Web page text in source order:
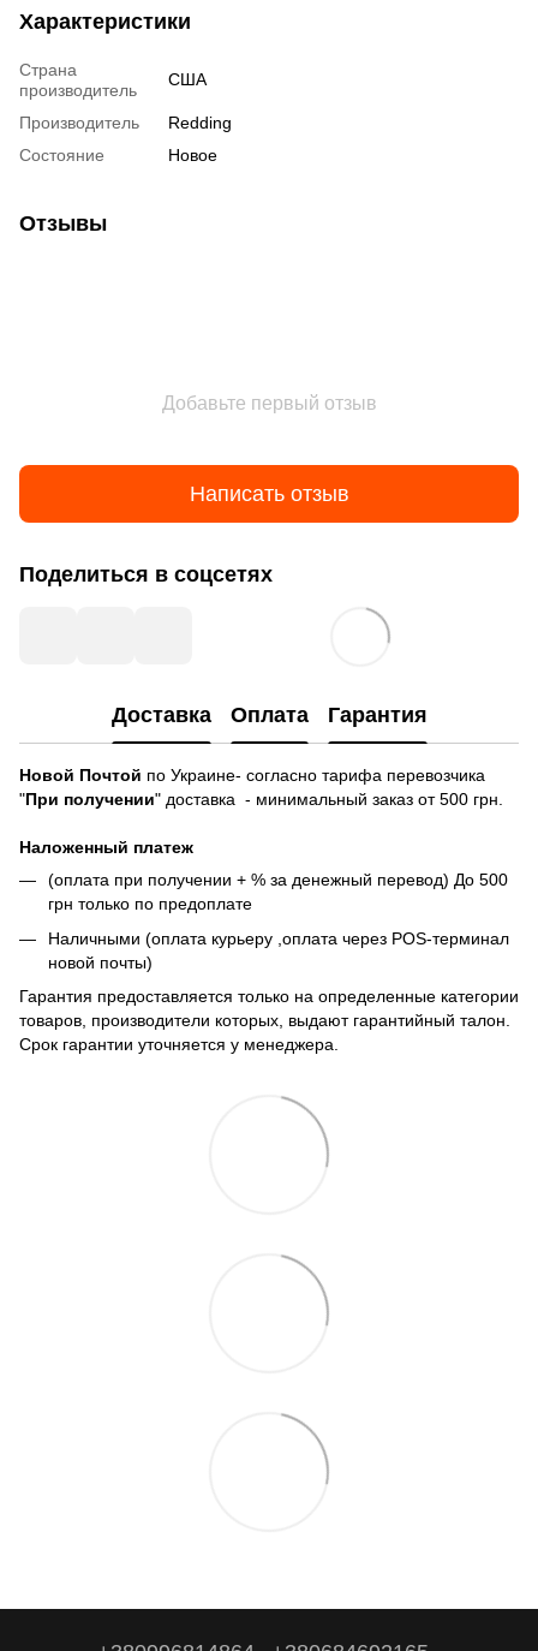
Характеристики
Страна
производитель
США
Производитель
Redding
Состояние
Новое
Отзывы
Добавьте первый отзыв
Написать отзыв
Поделиться в соцсетях
Доставка Оплата Гарантия
Новой Почтой по Украине- согласно тарифа перевозчика
"При получении" доставка - минимальный заказ от 500 грн.
Наложенный платеж
(оплата при получении + % за денежный перевод) До 500
грн только по предоплате
Наличными (оплата курьеру ,оплата через POS-терминал
новой почты)
Гарантия предоставляется только на определенные категории
товаров, производители которых, выдают гарантийный талон.
Срок гарантии уточняется у менеджера.